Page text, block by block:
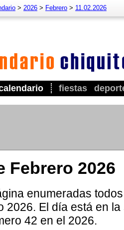
fiestas
> 2026 > Febrero > 11.02.2026
Febrero 2026
enumeradas
2026. El día está en
42 en el 2026.